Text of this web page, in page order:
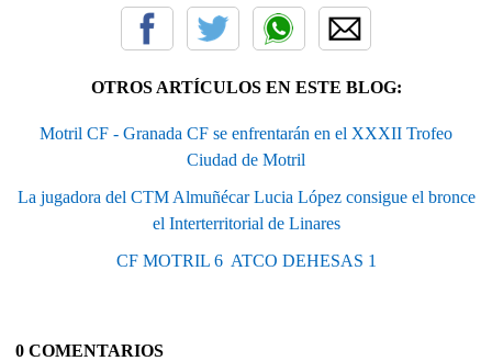
OTROS ARTÍCULOS EN ESTE BLOG:
Motril CF - Granada CF se enfrentarán en el XXXII Trofeo
Ciudad de Motril
La jugadora del CTM Almuñécar Lucia López consigue el bronce
el Interterritorial de Linares
CF MOTRIL 6  ATCO DEHESAS 1
0 COMENTARIOS